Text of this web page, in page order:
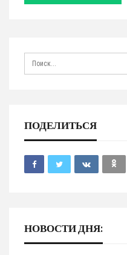
ПОДЕЛИТЬСЯ
НОВОСТИ ДНЯ: